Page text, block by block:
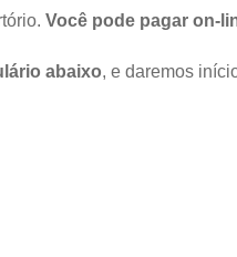
Você pode pagar on-
abaixo, e daremos